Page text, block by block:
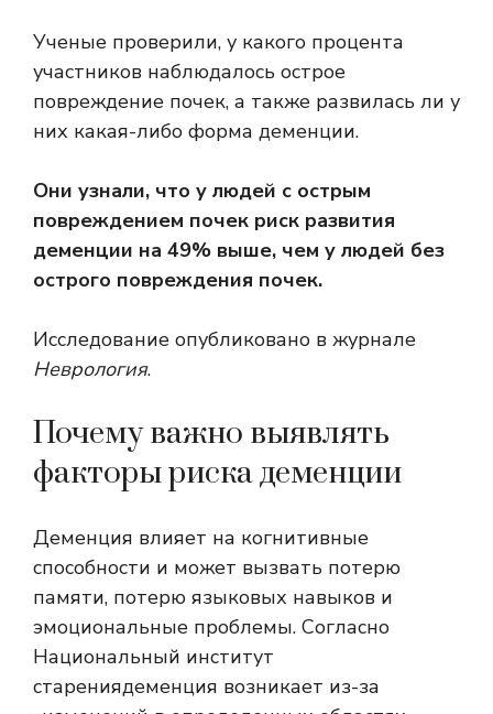
Ученые проверили, у какого процента
участников наблюдалось острое
повреждение почек, а также развилась ли у
них какая-либо форма деменции.
Они узнали, что у людей с острым
повреждением почек риск развития
деменции на 49% выше, чем у людей без
острого повреждения почек.
Исследование опубликовано в журнале
Неврология.
Почему важно выявлять
факторы риска деменции
Деменция влияет на когнитивные
способности и может вызвать потерю
памяти, потерю языковых навыков и
эмоциональные проблемы. Согласно
Национальный институт
старениядеменция возникает из-за